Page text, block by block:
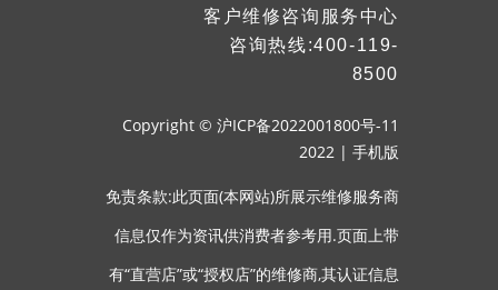
客户维修咨询服务中心
咨询热线:400-119-
8500
Copyright © 沪ICP备2022001800号-11
2022 | 手机版
免责条款:此页面(本网站)所展示维修服务商
信息仅作为资讯供消费者参考用.页面上带
有“直营店”或“授权店”的维修商,其认证信息